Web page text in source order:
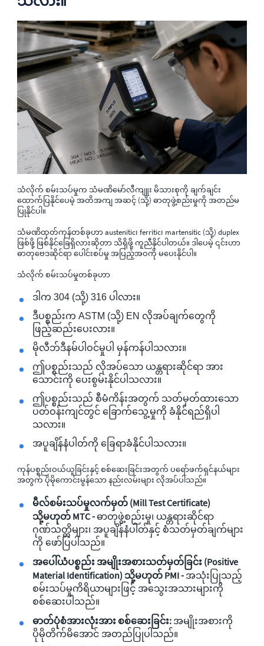
သံလိုက် စမ်းသပ်မှုက သံမဏိမော်လီကျူး မိသားစုကို ချက်ချင်း
ထောက်ပြနိုင်ပေမဲ့ အတိအကျ အဆင့် (သို့) ဓာတုဖွဲ့စည်းမှုကို အတည်မ
ပြုနိုင်ပါ။
သံမဏိထုတ်ကုန်တစ်ခုဟာ austenitic၊ ferritic၊ martensitic (သို့) duplex
ဖြစ်ဖို့ ဖြစ်နိုင်ခြေရှိလားဆိုတာ သိရှိဖို့ ကူညီနိုင်ပါတယ်။ ဒါပေမဲ့ ၎င်းဟာ
ဓာတုဗေဒဆိုင်ရာ ပေါင်းစပ်မှု အပြည့်အဝကို မပေးနိုင်ပါ။
သံလိုက် စမ်းသပ်မှုတစ်ခုဟာ
ဒါက 304 (သို့) 316 ပါလား။
ဒီပစ္စည်းက ASTM (သို့) EN လိုအပ်ချက်တွေကို
ဖြည့်ဆည်းပေးလား။
မိုလီဘ်ဒီနမ်ပါဝင်မှုပါ မှန်ကန်ပါသလား။
ဤပစ္စည်းသည် လိုအပ်သော ယန္တရားဆိုင်ရာ အား
သောင်းကို ပေးစွမ်းနိုင်ပါသလား။
ဤပစ္စည်းသည် စီမံကိန်းအတွက် သတ်မှတ်ထားသော
ပတ်ဝန်းကျင်တွင် ခြောက်သွေ့မှုကို ခံနိုင်ရည်ရှိပါ
သလား။
အပူချိန်နံပါတ်ကို ခြေရာခံနိုင်ပါသလား။
ကုန်ပစ္စည်းဝယ်ယူခြင်းနှင့် စစ်ဆေးခြင်းအတွက် ပရော်ဖက်ရှင်နယ်များ
အတွက် ပိုမိုကောင်းမွန်သော နည်းလမ်းများ လိုအပ်ပါသည်။
မီလ်စမ်းသပ်မှုလက်မှတ် (Mill Test Certificate)
သို့မဟုတ် MTC - ဓာတုဖွဲ့စည်းမှု၊ ယန္တရားဆိုင်ရာ
ဂုဏ်သတ္တိများ၊ အပူချိန်နံပါတ်နှင့် စံသတ်မှတ်ချက်များ
ကို ဖော်ပြပါသည်။
အပေါ်ယံပစ္စည်း အမျိုးအစားသတ်မှတ်ခြင်း (Positive
Material Identification) သို့မဟုတ် PMI - အသုံးပြုသည့်
စမ်းသပ်မှုကိရိယာများဖြင့် အသွေးအသားများကို
စစ်ဆေးပါသည်။
ဓာတ်ပုံစံအားလုံးအား စစ်ဆေးခြင်း: အမျိုးအစားကို
ပိုမိုတိက်မိအောင် အတည်ပြုပါသည်။